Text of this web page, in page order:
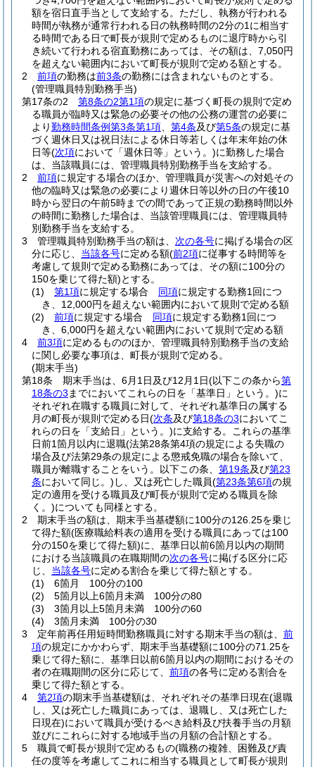
額を宿日直手当として支給する。 ただし、執務が行われる
時間が執務が通常行われる日の執務時間の2分の1に相当す
る時間である日で町長が規則で定めるものに退庁時から引
き続いて行われる宿直勤務にあっては、その額は、7,050円
を超えない範囲内において町長が規則で定める額とする。
2
前項の勤務は前3条の勤務には含まれないものとする。
(管理職員特別勤務手当)
第17条の2
第8条の2第1項の規定に基づく町長の規則で定め
る職員が臨時又は緊急の必要その他の公務の運営の必要に
より勤務時間条例第3条第1項 第4条及び第5条の規定に基
づく週休日又は祝日法による休日等若しくは年末年始の休
日等(次項において「週休日等」という。)に勤務した場合
は、当該職員には、管理職員特別勤務手当を支給する。
2
前項に規定する場合のほか、管理職員が災害への対処その
他の臨時又は緊急の必要により週休日等以外の日の午後10
時から翌日の午前5時までの間であって正規の勤務時間以外
の時間に勤務した場合は、当該管理職員には、管理職員特
別勤務手当を支給する。
3
管理職員特別勤務手当の額は、 次の各号に掲げる場合の区
分に応じ、 当該各号に定める額(前2項に従事する時間等を
考慮して規則で定める勤務にあっては、その額に100分の
150を乗じて得た額)とする。
(1)
第1項に規定する場合 同項に規定する勤務1回につ
き、12,000円を超えない範囲内において規則で定める額
(2)
前項に規定する場合 同項に規定する勤務1回につ
き、6,000円を超えない範囲内において規則で定める額
4
前3項に定めるもののほか、管理職員特別勤務手当の支給
に関し必要な事項は、町長が規則で定める。
(期末手当)
第18条
期末手当は、6月1日及び12月1日(以下この条から第
18条の3 までにおいてこれらの日を「基準日」という。)に
それぞれ在職する職員に対して、それぞれ基準日の属する
月の町長が規則で定める日(次条及び第18条の3においてこ
れらの日を「支給日」という。)に支給する。
これらの基準
日前1箇月以内に退職(法第28条第4項の規定による失職の
場合及び法第29条の規定による懲戒免職の場合を除いて、
職員が離職することをいう。以下この条、 第19条及び第23
条において同じ。) し、又は死亡した職員(第23条第6項の規
定の適用を受ける職員及び町長が規則で定める職員を除
く。)についても同様とする。
2
期末手当の額は、期末手当基礎額に100分の126.25を乗じ
て得た額(医療職給料表の適用を受ける職員にあっては100
分の150を乗じて得た額)に、基準日以前6箇月以内の期間
における当該職員の在職期間の次の各号に掲げる区分に応
じ、 当該各号に定める割合を乗じて得た額とする。
(1)
6箇月 100分の100
(2)
5箇月以上6箇月未満 100分の80
(3)
3箇月以上5箇月未満 100分の60
(4)
3箇月未満 100分の30
3
定年前再任用短時間勤務職員に対する期末手当の額は、 前
項の規定にかかわらず、期末手当基礎額に100分の71.25を
乗じて得た額に、基準日以前6箇月以内の期間におけるその
者の在職期間の区分に応じて、 前項の各号に定める割合を
乗じて得た額とする。
4
第2項の期末手当基礎額は、それぞれその基準日現在(退職
し、又は死亡した職員にあっては、退職し、又は死亡した
日現在)において職員が受けるべき給料及び扶養手当の月額
並びにこれらに対する地域手当の月額の合計額とする。
5
職員で町長が規則で定めるもの(職務の複雑、困難及び責
任の度等を考慮してこれに相当する職員として町長が規則